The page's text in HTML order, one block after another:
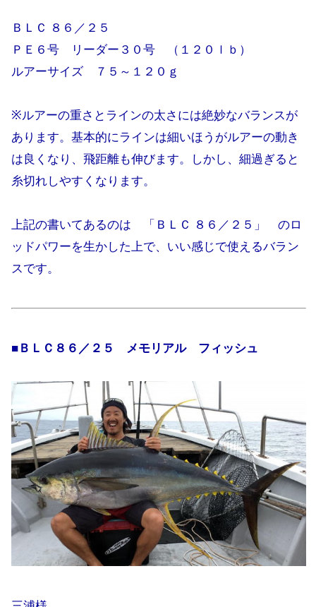
ＢＬＣ ８６／２５
ＰＥ６号 リーダー３０号 （１２０ｌｂ）
ルアーサイズ ７５～１２０ｇ
※ルアーの重さとラインの太さには絶妙なバランスが
あります。基本的にラインは細いほうがルアーの動き
は良くなり、飛距離も伸びます。しかし、細過ぎると
糸切れしやすくなります。
上記の書いてあるのは 「ＢＬＣ ８６／２５」 のロ
ッドパワーを生かした上で、いい感じで使えるバラン
スです。
■ＢＬＣ８６／２５ メモリアル フィッシュ